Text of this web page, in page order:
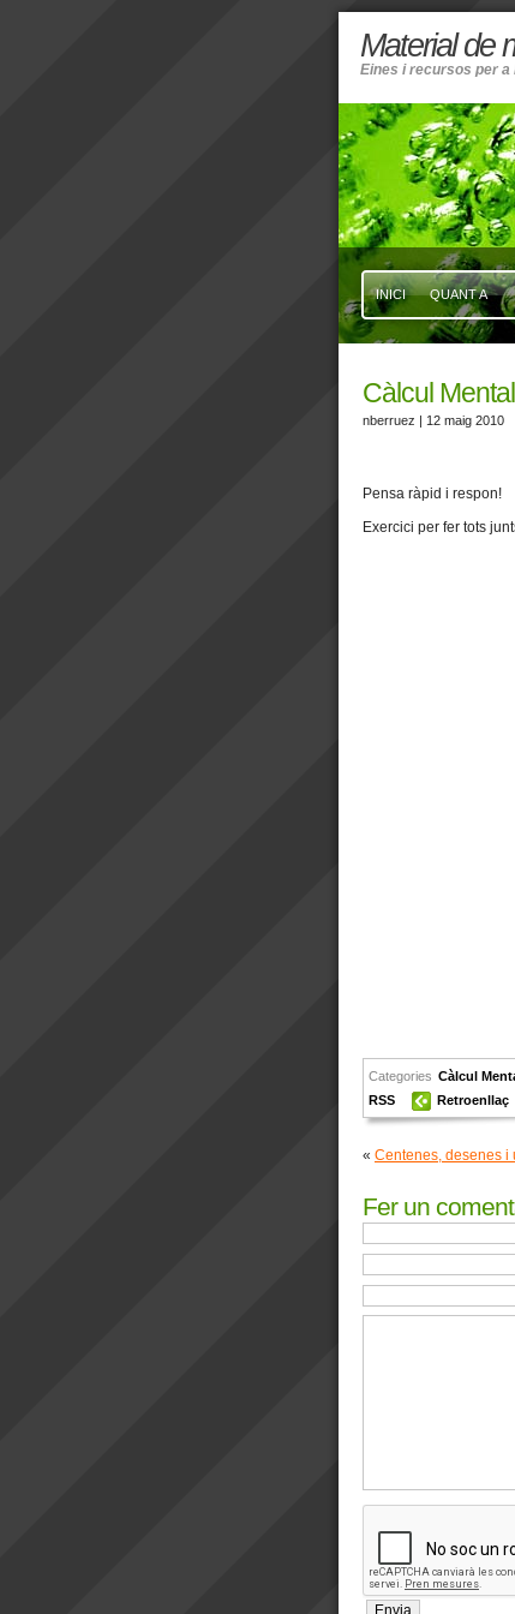
Material de
Eines i recursos per a
INICI QUANT A
Càlcul Mental
nberruez | 12 maig 2010
Pensa ràpid i respon!
Exercici per fer tots
Categories Càlcul
RSS
Retroenllaç
« Centenes, desenes i
Fer un